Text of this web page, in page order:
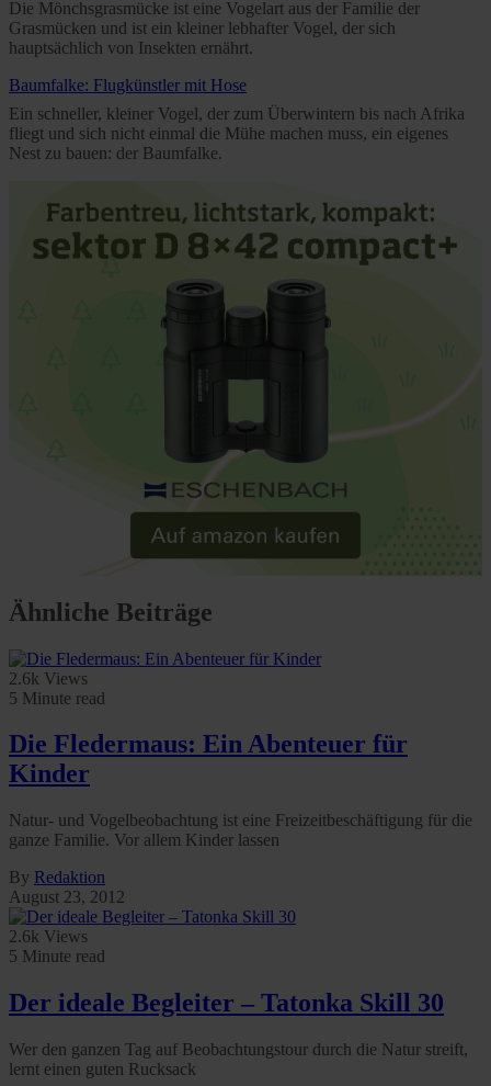
Further information on the procedures used and your
rights can be found in ourPrivacy Policy
Die Mönchsgrasmücke ist eine Vogelart aus der Familie der
Grasmücken und ist ein kleiner lebhafter Vogel, der sich
hauptsächlich von Insekten ernährt.
Baumfalke: Flugkünstler mit Hose
Ein schneller, kleiner Vogel, der zum Überwintern bis nach Afrika
fliegt und sich nicht einmal die Mühe machen muss, ein eigenes
Nest zu bauen: der Baumfalke.
Ähnliche Beiträge
2.6k Views
5 Minute read
Die Fledermaus: Ein Abenteuer für
Kinder
Natur- und Vogelbeobachtung ist eine Freizeitbeschäftigung für die
ganze Familie. Vor allem Kinder lassen
By Redaktion
August 23, 2012
2.6k Views
5 Minute read
Der ideale Begleiter – Tatonka Skill 30
Wer den ganzen Tag auf Beobachtungstour durch die Natur streift,
lernt einen guten Rucksack